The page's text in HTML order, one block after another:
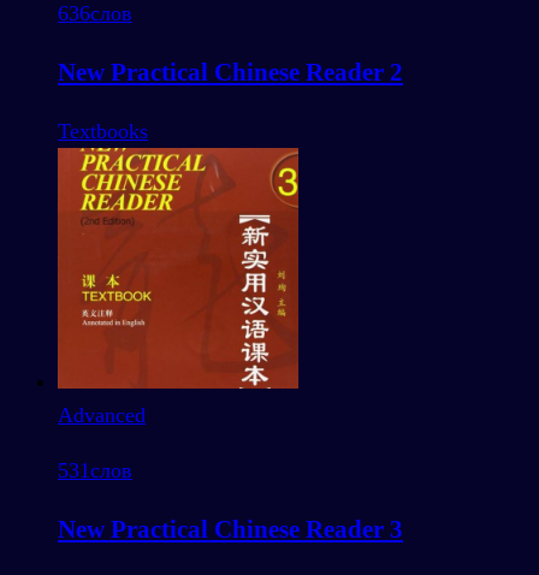
636слов
New Practical Chinese Reader 2
Textbooks
Advanced
531слов
New Practical Chinese Reader 3